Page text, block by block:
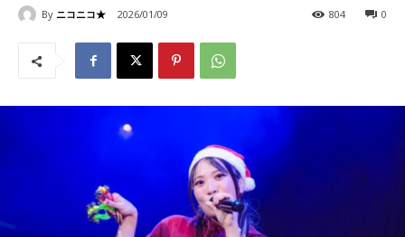
By ニコニコ★ 2026/01/09 0
804